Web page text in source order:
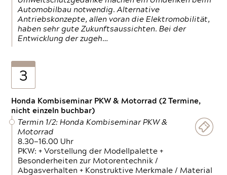
Automobilbau notwendig. Alternative
Antriebskonzepte, allen voran die Elektromobilität,
haben sehr gute Zukunftsaussichten. Bei der
Entwicklung der zugeh…
3
Honda Kombiseminar PKW & Motorrad (2 Termine,
nicht einzeln buchbar)
Termin 1/2: Honda Kombiseminar PKW &
Motorrad
8.30—16.00 Uhr
PKW: + Vorstellung der Modellpalette +
Besonderheiten zur Motorentechnik /
Abgasverhalten + Konstruktive Merkmale / Material